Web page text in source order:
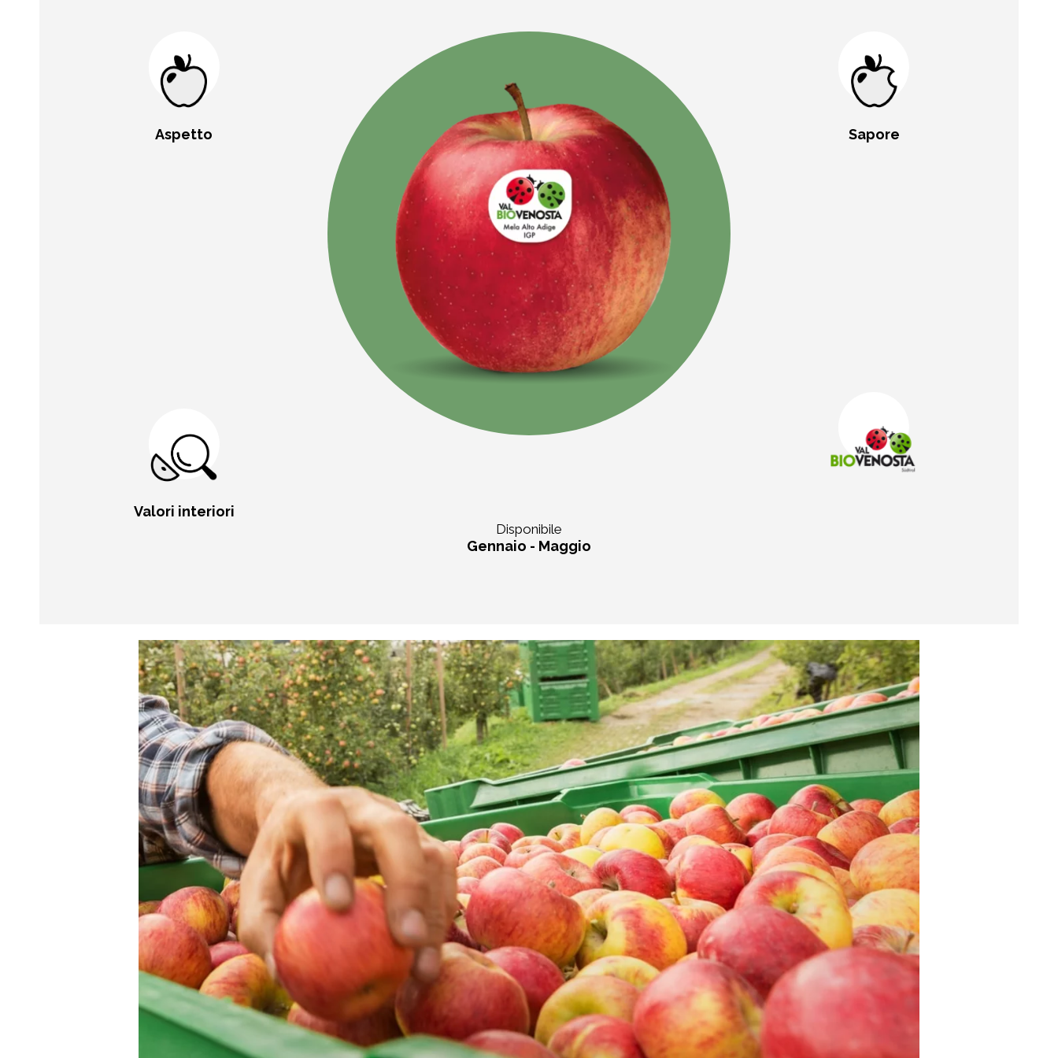
Disponibile
Gennaio - Maggio
Aspetto
Valori interiori
Sapore